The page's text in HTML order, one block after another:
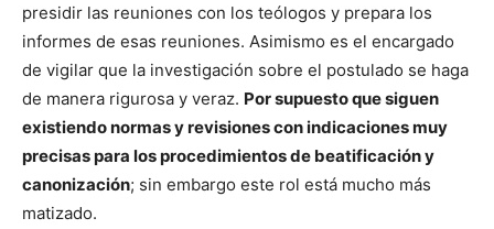
presidir las reuniones con los teólogos y prepara los
informes de esas reuniones. Asimismo es el encargado
de vigilar que la investigación sobre el postulado se haga
de manera rigurosa y veraz. Por supuesto que siguen
existiendo normas y revisiones con indicaciones muy
precisas para los procedimientos de beatificación y
canonización; sin embargo este rol está mucho más
matizado.